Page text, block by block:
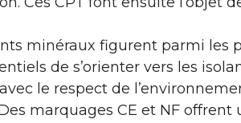
minéraux figurent parmi les
de s’orienter vers les
le respect de
marquages CE et NF offrent